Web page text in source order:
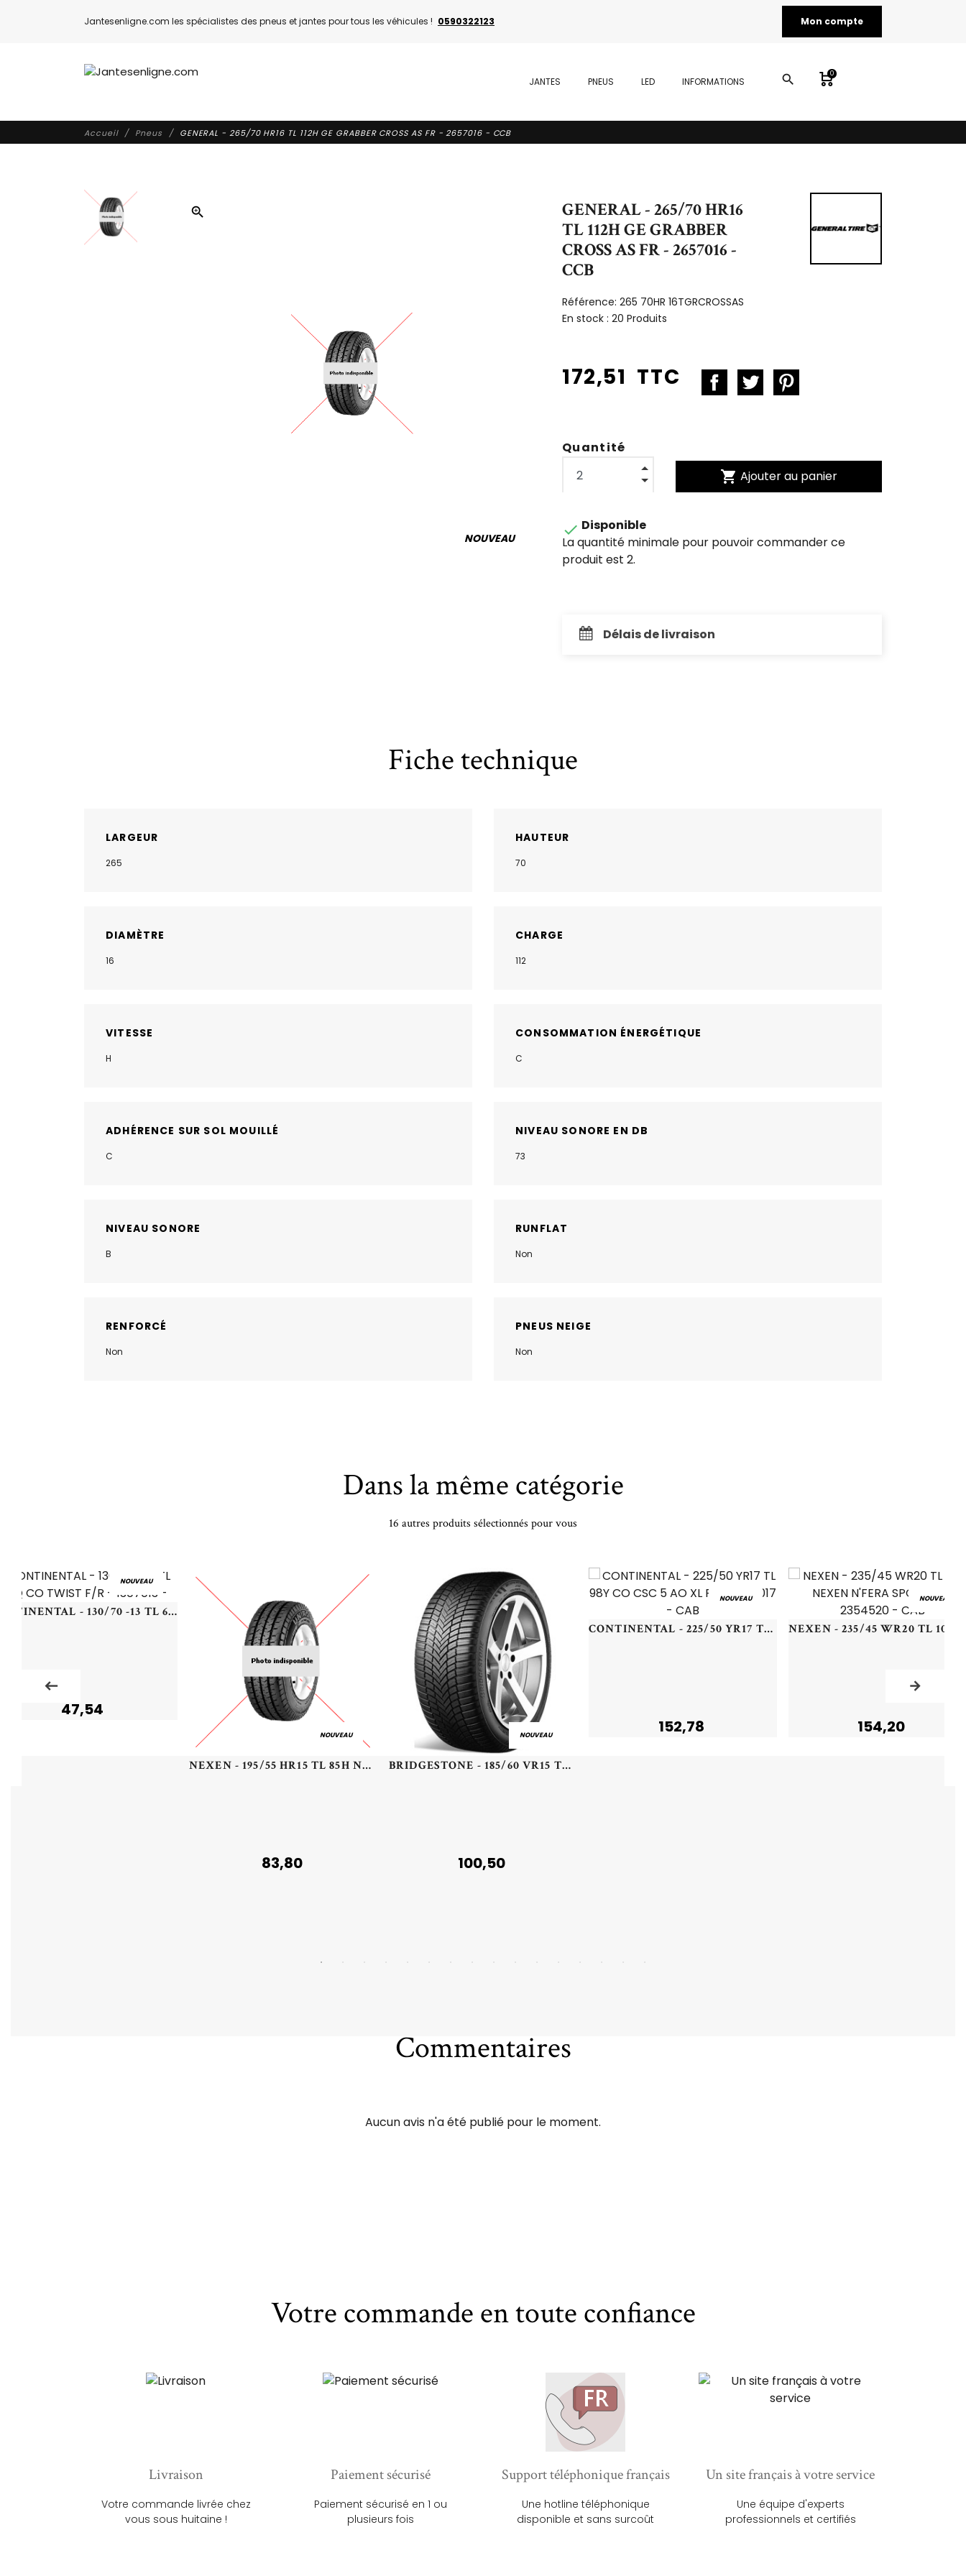
Jantesenligne.com les spécialistes des pneus et jantes pour tous les véhicules ! 0590322123 Mon compte
JANTES PNEUS LED INFORMATIONS search 0
Accueil Pneus GENERAL - 265/70 HR16 TL 112H GE GRABBER CROSS AS FR - 2657016 - CCB
zoom_in
NOUVEAU
GENERAL - 265/70 HR16
TL 112H GE GRABBER
CROSS AS FR - 2657016 -
CCB
Référence: 265 70HR 16TGRCROSSAS
En stock : 20 Produits
172,51 TTC
Quantité
shopping_cart Ajouter au panier
 Disponible
La quantité minimale pour pouvoir commander ce
produit est 2.
Délais de livraison
Fiche technique
LARGEUR
265
HAUTEUR
70
DIAMÈTRE
16
CHARGE
112
VITESSE
H
CONSOMMATION ÉNERGÉTIQUE
C
ADHÉRENCE SUR SOL MOUILLÉ
C
NIVEAU SONORE EN DB
73
NIVEAU SONORE
B
RUNFLAT
Non
RENFORCÉ
Non
PNEUS NEIGE
Non
Dans la même catégorie
16 autres produits sélectionnés pour vous
NOUVEAU
CONTINENTAL - 130/70 -13 TL 63Q CO TWIST F/R - 1307013 -
47,54
NOUVEAU
NEXEN - 195/55 HR15 TL 85H NEXEN N'BLUE 4SEASON 2 - 1955515 - CBB
83,80
NOUVEAU
BRIDGESTONE - 185/60 VR15 TL 88V BR A005 EVO XL - 1856015 - CAB
100,50
NOUVEAU
CONTINENTAL - 225/50 YR17 TL 98Y CO CSC 5 AO XL FR - 2255017 - CAB
152,78
NOUVEAU
154,20
Commentaires
Aucun avis n'a été publié pour le moment.
Votre commande en toute confiance
Livraison
Votre commande livrée chez
vous sous huitaine !
Paiement sécurisé
Paiement sécurisé en 1 ou
plusieurs fois
Support téléphonique français
Une hotline téléphonique
disponible et sans surcoût
Un site français à votre service
Une équipe d'experts
professionnels et certifiés